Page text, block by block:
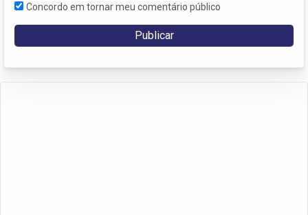
Concordo em tornar meu comentário público